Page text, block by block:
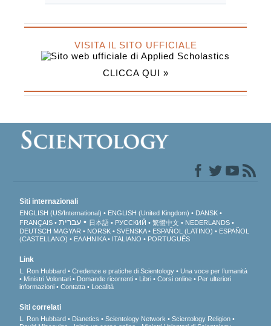
VISITA IL SITO UFFICIALE
CLICCA QUI »
Siti internazionali
ENGLISH (US/International) ENGLISH (United Kingdom)
DANSK
FRANÇAIS
עברית 日本語 РУССКИЙ 繁體中文
NEDERLANDS
DEUTSCH MAGYAR NORSK SVENSKA ESPAÑOL (LATINO)
ESPAÑOL
(CASTELLANO)
ΕΛΛΗΝΙΚA ITALIANO PORTUGUÊS
Link
L. Ron Hubbard Credenze e pratiche di Scientology
Una voce per l’umanità
Ministri Volontari
Domande ricorrenti Libri Corsi online
Per ulteriori
informazioni
Contatta Località
Siti correlati
L. Ron Hubbard Dianetics Scientology Network
Scientology Religion